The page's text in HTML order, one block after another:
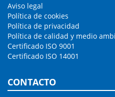
Aviso legal
Política de cookies
Política de privacidad
Política de calidad y medio
Certificado ISO 9001
Certificado ISO 14001
CONTACTO